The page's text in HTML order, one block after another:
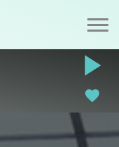
play_arrow
favorite